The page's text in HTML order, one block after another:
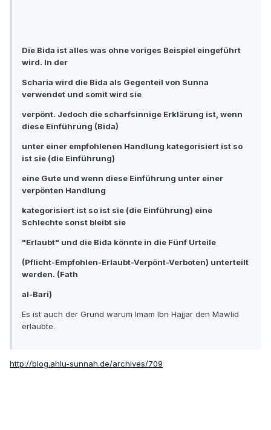
Die Bida ist alles was ohne voriges Beispiel eingeführt
wird. In der
Scharia wird die Bida als Gegenteil von Sunna
verwendet und somit wird sie
verpönt. Jedoch die scharfsinnige Erklärung ist, wenn
diese Einführung (Bida)
unter einer empfohlenen Handlung kategorisiert ist so
ist sie (die Einführung)
eine Gute und wenn diese Einführung unter einer
verpönten Handlung
kategorisiert ist so ist sie (die Einführung) eine
Schlechte sonst bleibt sie
"Erlaubt" und die Bida könnte in die Fünf Urteile
(Pflicht-Empfohlen-Erlaubt-Verpönt-Verboten) unterteilt
werden. (Fath
al-Bari)
Es ist auch der Grund warum Imam Ibn Hajjar den Mawlid
erlaubte.
http://blog.ahlu-sunnah.de/archives/709